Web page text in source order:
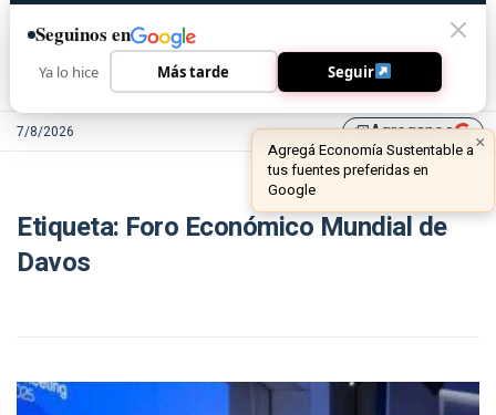
7/8/2026 library_addAgreganos ×
Agregá Economía Sustentable a
tus fuentes preferidas en
Google
Etiqueta: Foro Económico Mundial de
Davos
Seguinos en
Ya lo hice Más tarde Seguir